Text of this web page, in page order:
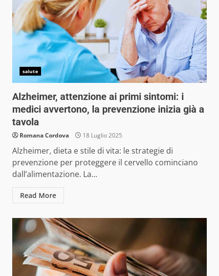
salute
Alzheimer, attenzione ai primi sintomi: i
medici avvertono, la prevenzione inizia già a
tavola
Romana Cordova 18 Luglio 2025
Alzheimer, dieta e stile di vita: le strategie di
prevenzione per proteggere il cervello cominciano
dall’alimentazione. La...
Read More